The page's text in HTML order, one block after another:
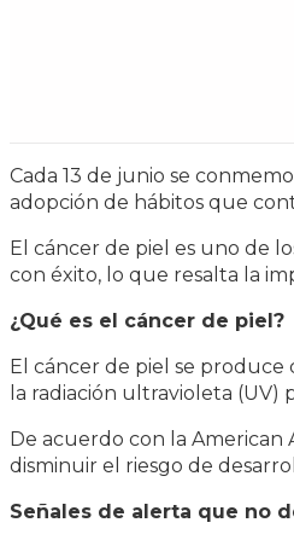
Cada 13 de junio se
adopción de hábitos que
El cáncer de piel es uno de
con éxito, lo que resalta la
¿Qué es el cáncer de piel?
El cáncer de piel se produce
la radiación ultravioleta (UV)
De acuerdo con la American
disminuir el riesgo de
Señales de alerta que no